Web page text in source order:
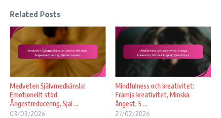
Related Posts
Medveten Självmedkänsla:
Emotionellt stöd,
Ångestreducering, Själ ...
03/03/2026
Mindfulness och kreativitet:
Främja kreativitet, Minska
ångest, S ...
27/02/2026